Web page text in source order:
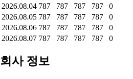
2026.08.04 787 787 787 787 0
2026.08.05 787 787 787 787 0
2026.08.06 787 787 787 787 0
2026.08.07 787 787 787 787 0
회사 정보